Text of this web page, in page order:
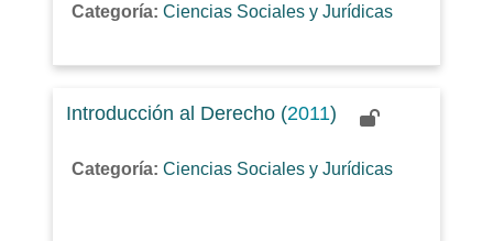
Categoría: Ciencias Sociales y Jurídicas
Introducción al Derecho (2011)
Categoría: Ciencias Sociales y Jurídicas